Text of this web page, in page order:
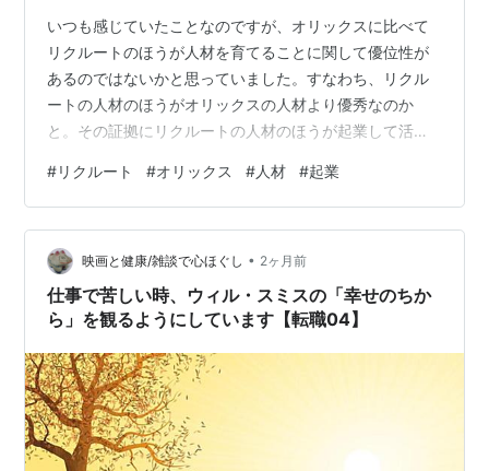
いつも感じていたことなのですが、オリックスに比べて
リクルートのほうが人材を育てることに関して優位性が
あるのではないかと思っていました。すなわち、リクル
ートの人材のほうがオリックスの人材より優秀なのか
と。その証拠にリクルートの人材のほうが起業して活躍
『人事の組み立て』（日経BP、2021年）を拝読して、そ
れが誤りであることを理解しました。オリックスは法人
金融の会社でリクルートは人材紹介の会社です。実際に
は両者の事業は多角化しており、一括りにまとめて事業
を定義するのは無理ですが。 海老原氏によると、法人金
融の業界知識やノウハウは、長い年月をかけて…
#リクルート #オリックス #人材 #起業
映画と健康/雑談で心ほぐし • 2ヶ月前
仕事で苦しい時、ウィル・スミスの「幸せのちか
ら」を観るようにしています【転職04】